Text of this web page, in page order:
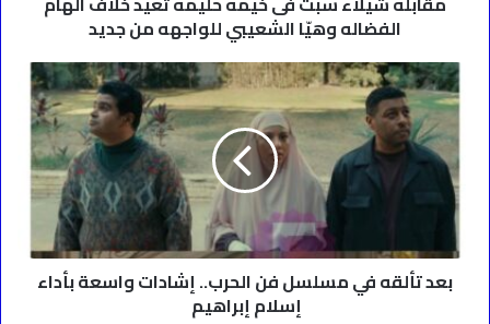
للواجهه
من
جديد
الفضاله وهيّا الشعيبي للواجهه من جديد
بعد
تألقه
في
مسلسل
فن
الحرب..
إشادات
واسعة
بأداء
إسلام
بعد تألقه في مسلسل فن الحرب.. إشادات واسعة بأداء
إسلام إبراهيم